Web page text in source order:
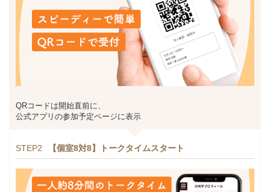
QRコードは開始直前に、
公式アプリの参加予定ページに表示
STEP2 【個室8対8】トークタイムスタート